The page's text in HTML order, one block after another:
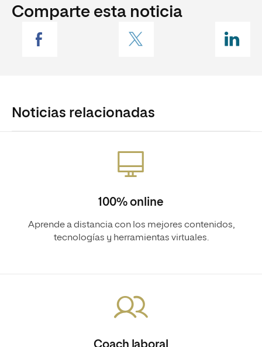
Comparte esta noticia
Noticias relacionadas
100% online
Aprende a distancia con los mejores contenidos,
tecnologías y herramientas virtuales.
Coach laboral